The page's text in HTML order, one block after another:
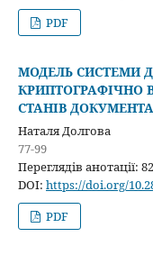
PDF
МОДЕЛЬ СИСТЕМИ
СТАНІВ ДОКУМЕНТА
Наталя Долгова
77-99
Переглядів анотації:
DOI: https://doi.org/
PDF